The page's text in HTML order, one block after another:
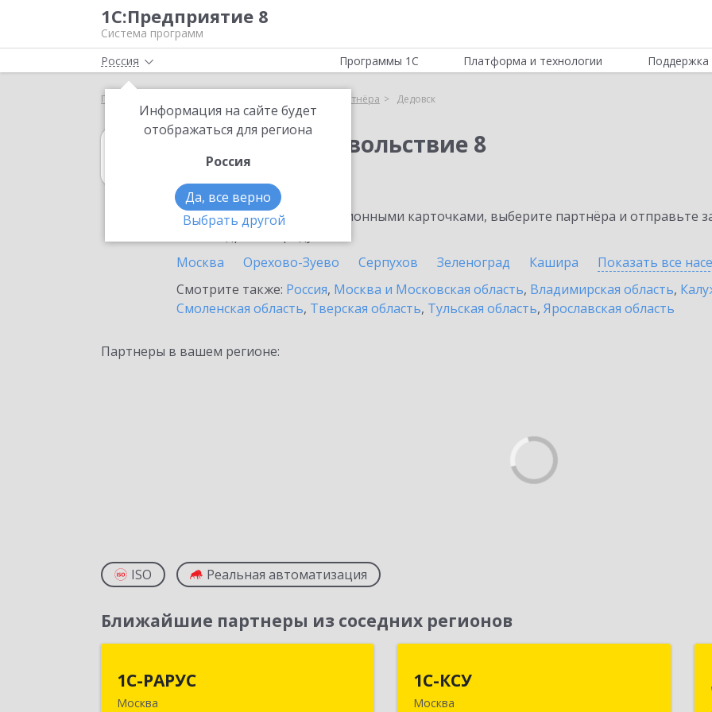
1С:Предприятие 8
Система программ
Россия
Информация на сайте будет
отображаться для региона
Россия
Да, все верно
Выбрать другой
Программы 1С Платформа и технологии Поддержка
Главная Выбор партнёра Дедовск
1С:Вещевое довольствие 8
в Дедовске
Ознакомьтесь с информационными карточками, выберите партнёра и отправьте
Москва
Орехово-Зуево Серпухов Зеленоград Кашира Показать все
Смотрите также: Россия, Москва и Московская область, Владимирская область,
Смоленская область, Тверская область, Тульская область, Ярославская область
Партнеры в вашем регионе:
ISO Реальная автоматизация
Ближайшие партнеры из соседних регионов
1С-РАРУС
Москва127434, Москва г, Дмитровское ш,
1С-КСУ
Москва